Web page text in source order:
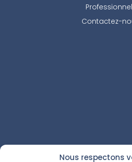
Nous respectons
Contactez-